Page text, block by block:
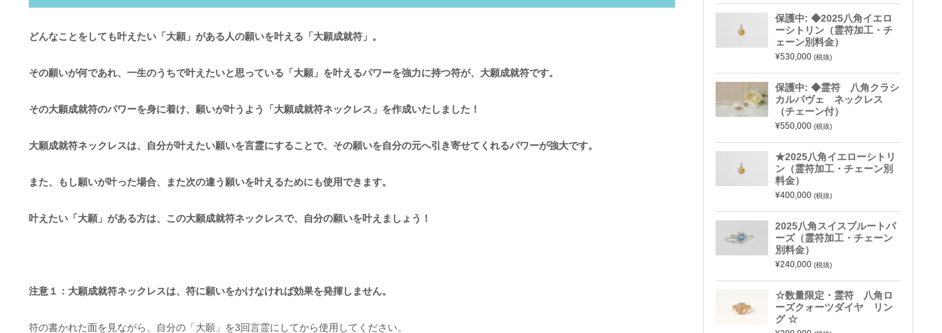
どんなことをしても叶えたい「大願」がある人の願いを叶える「大願成就符」。
その願いが何であれ、一生のうちで叶えたいと思っている「大願」を叶えるパワーを強力に持つ符が、大願成就符です。
その大願成就符のパワーを身に着け、願いが叶うよう「大願成就符ネックレス」を作成いたしました！
大願成就符ネックレスは、自分が叶えたい願いを言霊にすることで、その願いを自分の元へ引き寄せてくれるパワーが強大です。
また、もし願いが叶った場合、また次の違う願いを叶えるためにも使用できます。
叶えたい「大願」がある方は、この大願成就符ネックレスで、自分の願いを叶えましょう！
注意１：大願成就符ネックレスは、符に願いをかけなければ効果を発揮しません。
符の書かれた面を見ながら、自分の「大願」を3回言霊にしてから使用してください。
保護中: ◆2025八角イエロ
ーシトリン（霊符加工・チ
ェーン別料金）
¥530,000 (税抜)
保護中: ◆霊符 八角クラシ
カルパヴェ ネックレス
（チェーン付）
¥550,000 (税抜)
★2025八角イエローシトリ
ン（霊符加工・チェーン別
料金）
¥400,000 (税抜)
2025八角スイスブルートパ
ーズ（霊符加工・チェーン
別料金）
¥240,000 (税抜)
☆数量限定・霊符 八角ロ
ーズクォーツダイヤ リン
グ ☆